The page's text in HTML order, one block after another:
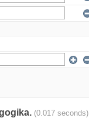
(0.017 seconds)